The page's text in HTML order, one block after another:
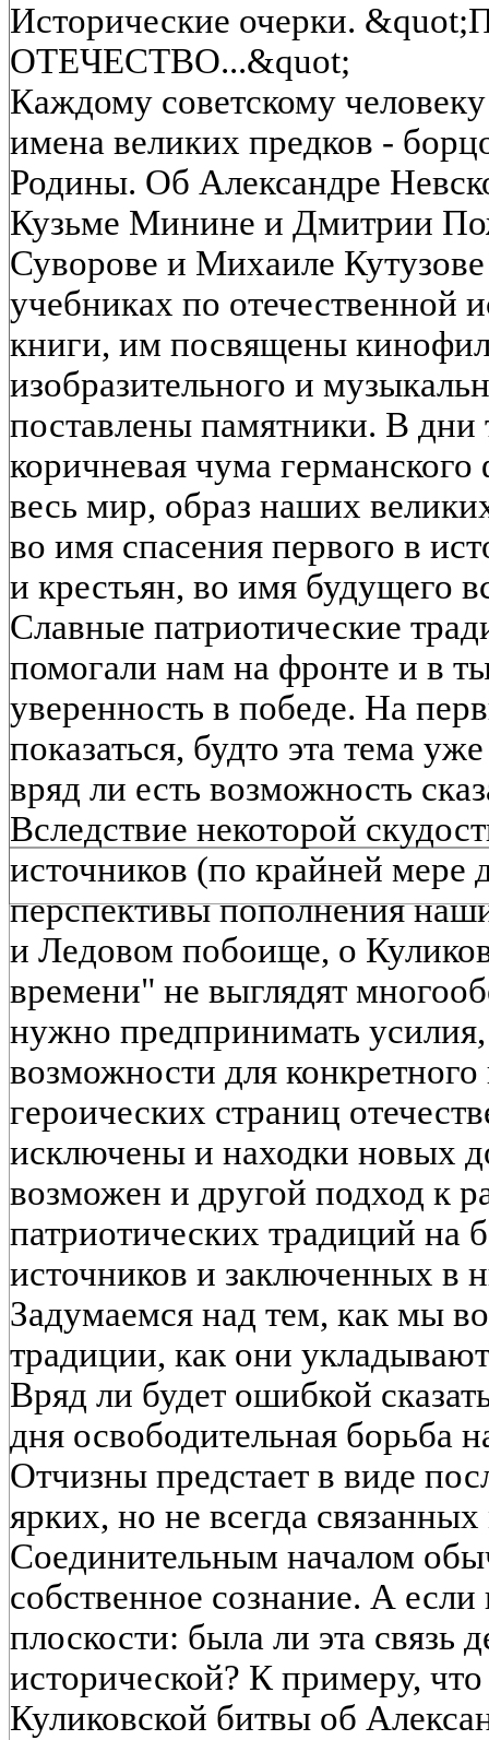
Исторические очерки.
ОТЕЧЕСТВО...&quot;
Каждому советскому
имена великих предков -
Родины. Об Александре
Кузьме Минине и Дмитрии
Суворове и Михаиле
учебниках по отечественной
книги, им посвящены
изобразительного и
поставлены памятники. В дни
коричневая чума
весь мир, образ наших
во имя спасения первого в
и крестьян, во имя будущего
Славные патриотические
помогали нам на фронте и в
уверенность в победе. На
показаться, будто эта тема
вряд ли есть возможность
Вследствие некоторой
источников (по крайней мере
перспективы пополнения
и Ледовом побоище, о
времени" не выглядят
нужно предпринимать
возможности для
героических страниц
исключены и находки новых
возможен и другой подход к
патриотических традиций на
источников и заключенных в
Задумаемся над тем, как мы
традиции, как они
Вряд ли будет ошибкой
дня освободительная борьба
Отчизны предстает в виде
ярких, но не всегда
Соединительным началом
собственное сознание. А
плоскости: была ли эта связь
исторической? К примеру,
Куликовской битвы об